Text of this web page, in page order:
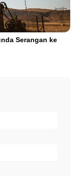
Serangan ke